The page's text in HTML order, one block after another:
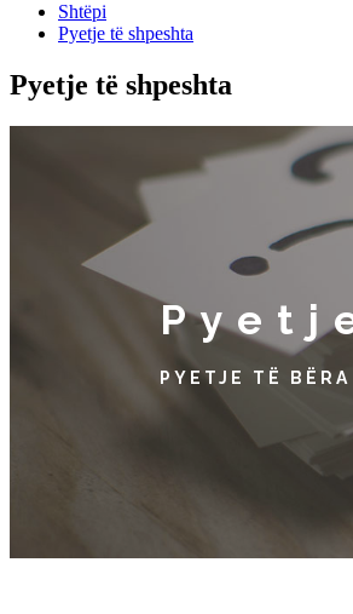
Shtëpi
Pyetje të shpeshta
Pyetje të shpeshta
PYETJE TË BËRA